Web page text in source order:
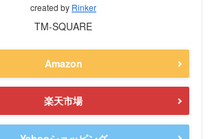
created by Rinker
TM-SQUARE
Amazon
楽天市場